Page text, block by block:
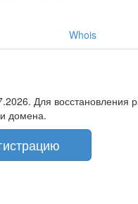
Whois
Для восстановления
домена.